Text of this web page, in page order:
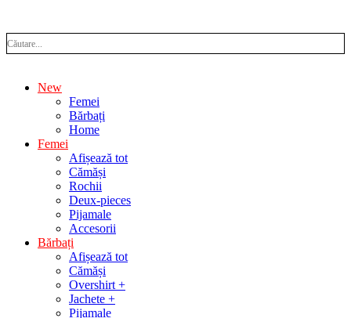
New
Femei
Bărbați
Home
Femei
Afișează tot
Cămăși
Rochii
Deux-pieces
Pijamale
Accesorii
Bărbați
Afișează tot
Cămăși
Overshirt +
Jachete +
Pijamale